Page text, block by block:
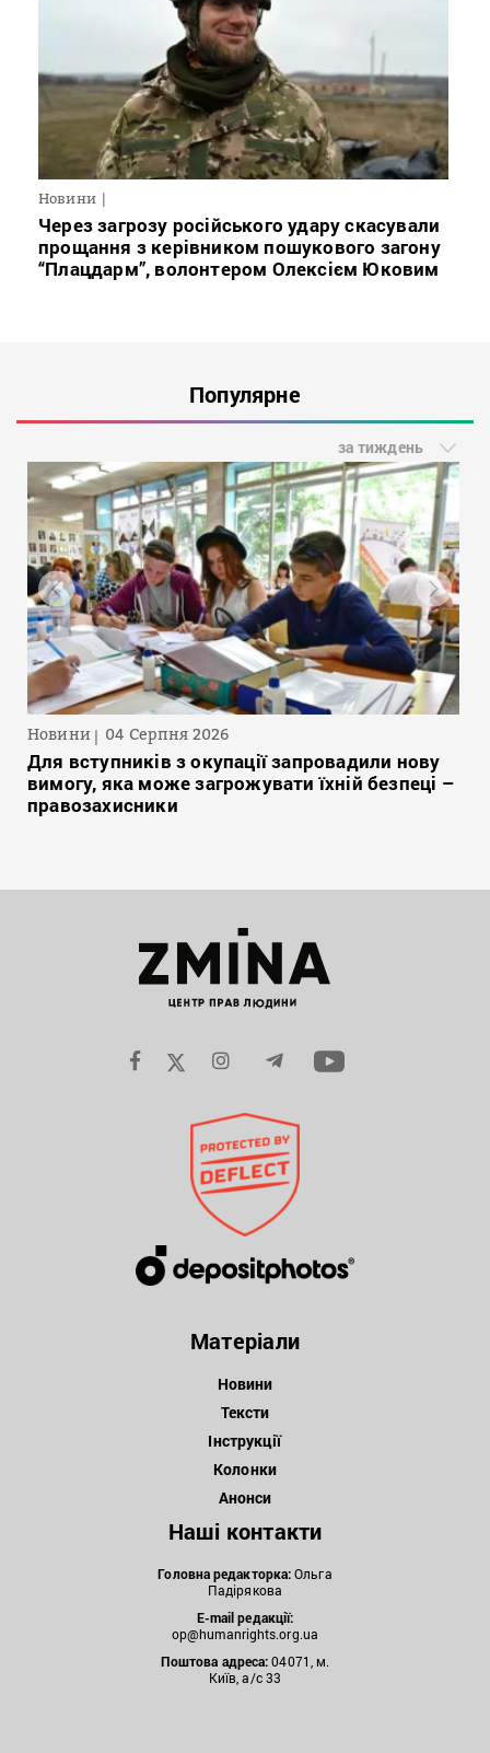
Новини
Через загрозу російського удару скасували
прощання з керівником пошукового загону
“Плацдарм”, волонтером Олексієм Юковим
Популярне
за тиждень
Новини 04 Серпня 2026
Для вступників з окупації запровадили нову
вимогу, яка може загрожувати їхній безпеці –
правозахисники
Матеріали
Новини
Тексти
Інструкції
Колонки
Анонси
Наші контакти
Головна редакторка:Ольга
Падірякова
E-mail редакції:
op@humanrights.org.ua
Поштова адреса:04071, м.
Київ, а/с 33